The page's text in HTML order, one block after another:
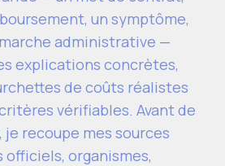
un symptôme,
administrative —
explications concrètes,
de coûts réalistes
vérifiables. Avant de
je recoupe mes sources
organismes,